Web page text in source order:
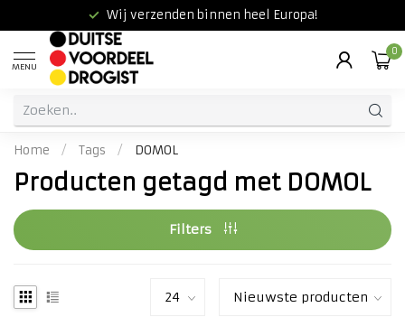
Wij verzenden binnen heel Europa!
MENU
0
Home / Tags / DOMOL
Producten getagd met DOMOL
Filters